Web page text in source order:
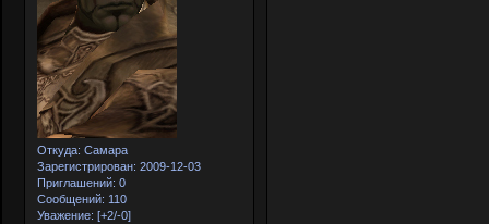
Откуда: Самара
Зарегистрирован: 2009-12-03
Приглашений: 0
Сообщений: 110
Уважение: [+2/-0]